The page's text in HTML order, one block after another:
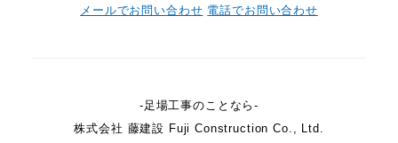
メールでお問い合わせ 電話でお問い合わせ
-足場工事のことなら-
株式会社 藤建設 Fuji Construction Co., Ltd.